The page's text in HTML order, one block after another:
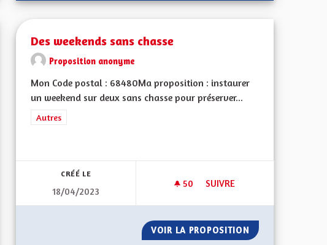
de l'Alsace en France et en Europe
ANGLAIS DÈS LA MATERNELLE
BILINGUES ANGLAIS DÈS LA MATERNELLE
Des weekends sans chasse
Proposition anonyme
Mon Code postal : 68480Ma proposition : instaurer
un weekend sur deux sans chasse pour préserver...
Filtrer les résultats de la catégorie : Autres
Autres
CRÉÉ LE
18/04/2023
50 50 ABONNÉS
SUIVRE
VOIR LA PROPOSITION DES WEEKENDS